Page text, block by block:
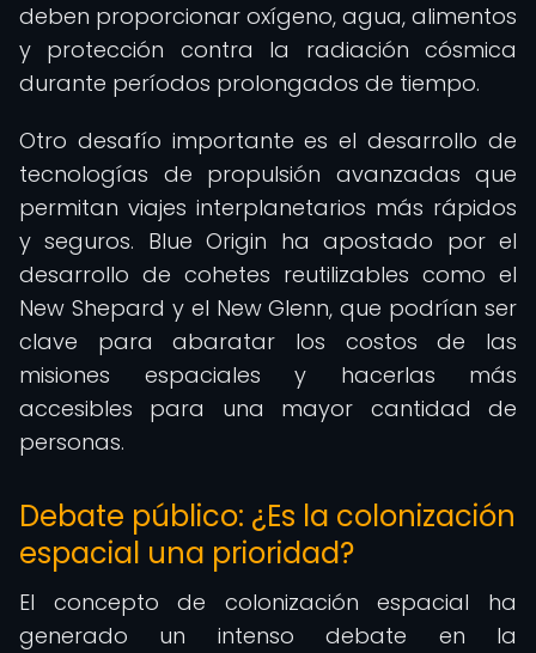
deben proporcionar oxígeno, agua, alimentos
y protección contra la radiación cósmica
durante períodos prolongados de tiempo.
Otro desafío importante es el desarrollo de
tecnologías de propulsión avanzadas que
permitan viajes interplanetarios más rápidos
y seguros. Blue Origin ha apostado por el
desarrollo de cohetes reutilizables como el
New Shepard y el New Glenn, que podrían ser
clave para abaratar los costos de las
misiones espaciales y hacerlas más
accesibles para una mayor cantidad de
personas.
Debate público: ¿Es la colonización
espacial una prioridad?
El concepto de colonización espacial ha
generado un intenso debate en la